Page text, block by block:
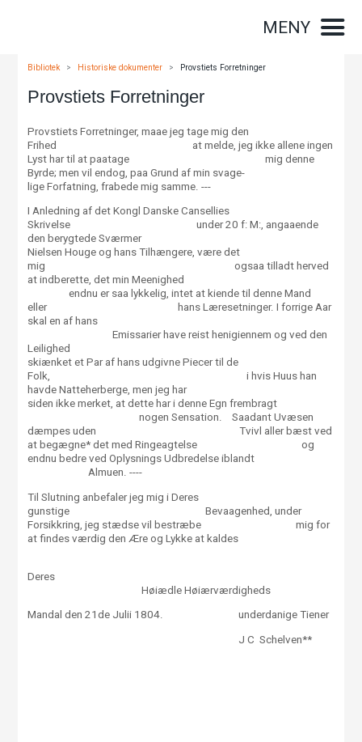
MENY
Bibliotek > Historiske dokumenter > Provstiets Forretninger
Provstiets Forretninger
Provstiets Forretninger, maae jeg tage mig den
Frihed at melde, jeg ikke allene ingen
Lyst har til at paatage mig denne
Byrde; men vil endog, paa Grund af min svage-
lige Forfatning, frabede mig samme. ---
I Anledning af det Kongl Danske Cansellies
Skrivelse under 20 f: M:, angaaende
den berygtede Sværmer
Nielsen Houge og hans Tilhængere, være det
mig ogsaa tilladt herved
at indberette, det min Meenighed
endnu er saa lykkelig, intet at kiende til denne Mand
eller hans Læresetninger. I forrige Aar
skal en af hans
Emissarier have reist henigiennem og ved den
Leilighed
skiænket et Par af hans udgivne Piecer til de
Folk, i hvis Huus han
havde Natteherberge, men jeg har
siden ikke merket, at dette har i denne Egn frembragt
nogen Sensation. Saadant Uvæsen
dæmpes uden Tvivl aller bæst ved
at begægne* det med Ringeagtelse og
endnu bedre ved Oplysnings Udbredelse iblandt
Almuen. ----
Til Slutning anbefaler jeg mig i Deres
gunstige Bevaagenhed, under
Forsikkring, jeg stædse vil bestræbe mig for
at findes værdig den Ære og Lykke at kaldes
Deres
Høiædle Høiærværdigheds
Mandal den 21de Julii 1804. underdanige Tiener
J C Schelven**